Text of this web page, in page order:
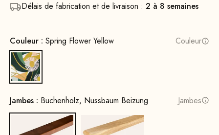
Délais de fabrication et de livraison : 2 à 8 semaines
Couleur : Spring Flower Yellow Couleur
Spring Flower Yellow
Jambes : Buchenholz, Nussbaum Beizung Jambes